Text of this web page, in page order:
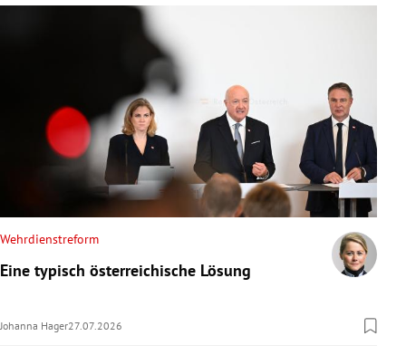
Wehrdienstreform
Eine typisch österreichische Lösung
Johanna Hager27.07.2026